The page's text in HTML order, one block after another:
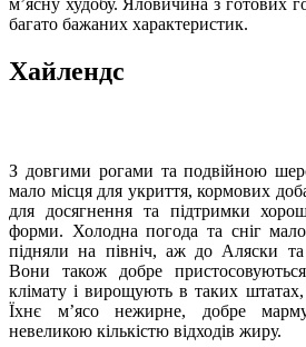
м’ясну худобу. Яловичина з готових
багато бажаних характеристик.
Хайлендс
З довгими рогами та подвійною
мало місця для укриття, кормових
для досягнення та підтримки
форми. Холодна погода та сніг
підняли на північ, аж до Аляски та
Вони також добре
клімату і вирощують в таких
Їхнє м’ясо нежирне, добре
невеликою кількістю відходів жиру.